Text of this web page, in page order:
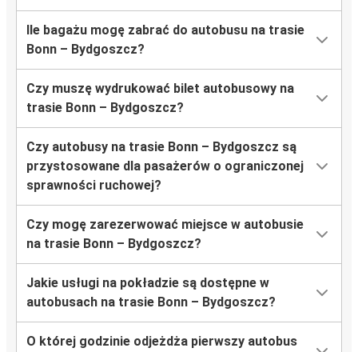
Ile bagażu mogę zabrać do autobusu na trasie
Bonn – Bydgoszcz?
Czy muszę wydrukować bilet autobusowy na
trasie Bonn – Bydgoszcz?
Czy autobusy na trasie Bonn – Bydgoszcz są
przystosowane dla pasażerów o ograniczonej
sprawności ruchowej?
Czy mogę zarezerwować miejsce w autobusie
na trasie Bonn – Bydgoszcz?
Jakie usługi na pokładzie są dostępne w
autobusach na trasie Bonn – Bydgoszcz?
O której godzinie odjeżdża pierwszy autobus